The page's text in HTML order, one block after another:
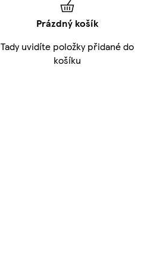
Prázdný košík
Tady uvidíte položky přidané do
košíku